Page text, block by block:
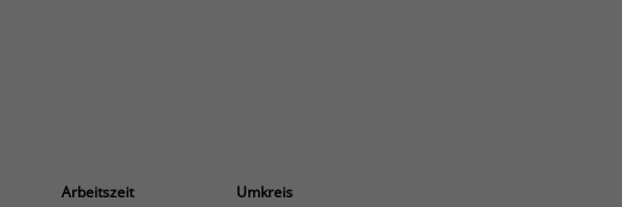
Arbeitszeit Umkreis